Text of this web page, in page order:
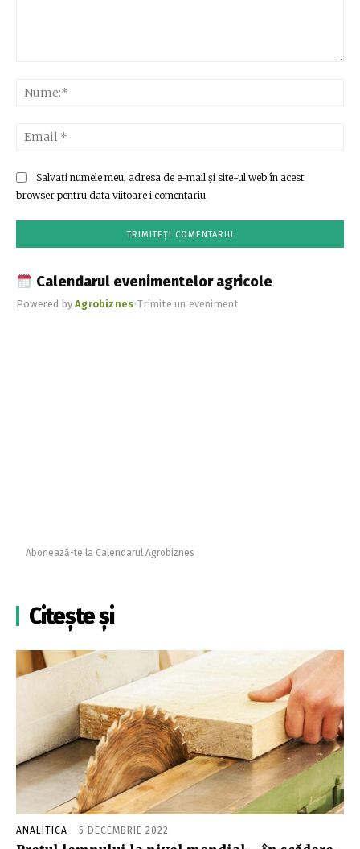
Salvați numele meu, adresa de e-mail și site-ul web în acest
browser pentru data viitoare i comentariu.
Calendarul evenimentelor agricole
Powered byAgrobiznes•Trimite un eveniment
Abonează-te la Calendarul Agrobiznes
Citește și
ANALITICA 5 DECEMBRIE 2022